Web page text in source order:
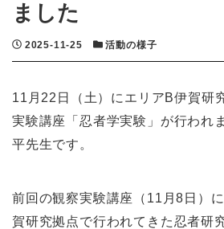
ました
投稿日
2025-11-25 カテゴリー
活動の様子
11月22日（土）にエリアB伊賀研
実験講座「忍者学実験」が行われ
平先生です。
前回の観察実験講座（11月8日）
賀研究拠点で行われてきた忍者研